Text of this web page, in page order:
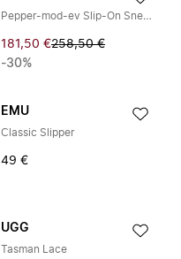
Pepper-mod-ev Slip-On Sneakers
181,50 €258,50 €
-30%
EMU
Classic Slipper
49 €
UGG
Tasman Lace